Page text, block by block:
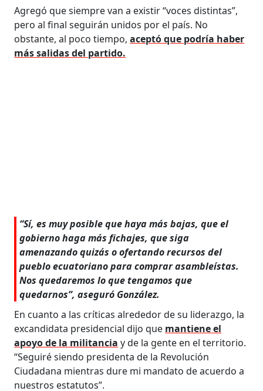
Agregó que siempre van a existir “voces distintas”,
pero al final seguirán unidos por el país. No
obstante, al poco tiempo,aceptó que podría haber
más salidas del partido.
“Sí, es muy posible que haya más bajas, que el
gobierno haga más fichajes, que siga
amenazando quizás o ofertando recursos del
pueblo ecuatoriano para comprar asambleístas.
Nos quedaremos lo que tengamos que
quedarnos”, aseguró González.
En cuanto a las críticas alrededor de su liderazgo, la
excandidata presidencial dijo que mantiene el
apoyo de la militancia y de la gente en el territorio.
“Seguiré siendo presidenta de la Revolución
Ciudadana mientras dure mi mandato de acuerdo a
nuestros estatutos”.